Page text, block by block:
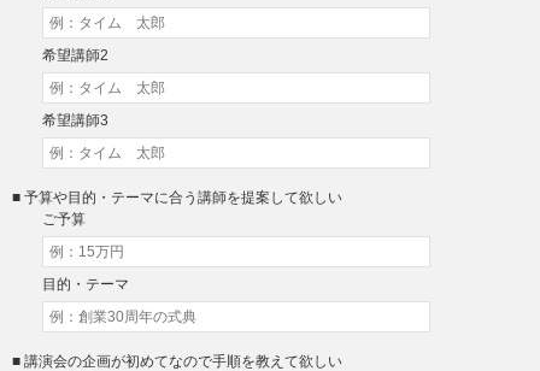
希望講師2
希望講師3
■ 予算や目的・テーマに合う講師を提案して欲しい
ご予算
目的・テーマ
■ 講演会の企画が初めてなので手順を教えて欲しい